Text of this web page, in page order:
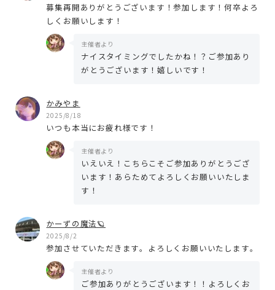
募集再開ありがとうございます！参加します！何卒よろ
しくお願いします！
主催者より
ナイスタイミングでしたかね！？ご参加あり
がとうございます！嬉しいです！
かみやま
2025/8/18
いつも本当にお疲れ様です！
主催者より
いえいえ！こちらこそご参加ありがとうござ
います！あらためてよろしくお願いいたしま
す！
かーずの魔法🪐
2025/8/2
参加させていただきます。よろしくお願いいたします。
主催者より
ご参加ありがとうございます！！よろしくお